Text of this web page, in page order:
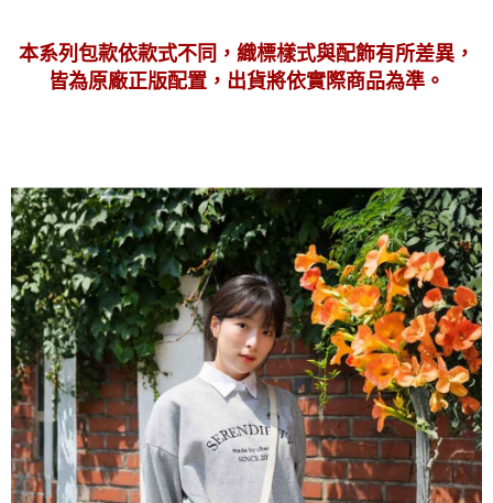
本系列包款依款式不同，織標樣式與配飾有所差異，
皆為原廠正版配置，出貨將依實際商品為準。